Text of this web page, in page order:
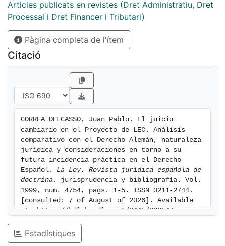
Articles publicats en revistes (Dret Administratiu, Dret
Processal i Dret Financer i Tributari)
Pàgina completa de l'ítem
Citació
CORREA DELCASSO, Juan Pablo. El juicio
cambiario en el Proyecto de LEC. Análisis
comparativo con el Derecho Alemán, naturaleza
jurídica y consideraciones en torno a su
futura incidencia práctica en el Derecho
Español. La Ley. Revista jurídica española de
doctrina . jurisprudencia y bibliografía. Vol.
1999, num. 4754, pags. 1-5. ISSN 0211-2744.
[consulted: 7 of August of 2026]. Available
at: https://hdl.handle.net/2445/226547
Estadístiques